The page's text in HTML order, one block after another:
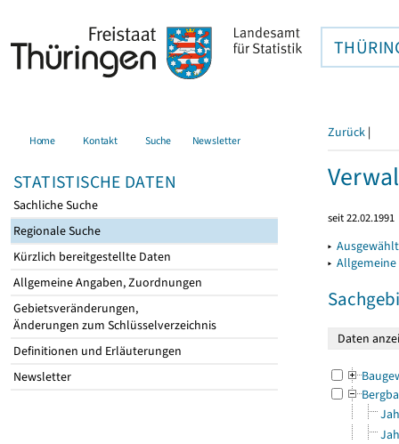
Home Kontakt Suche Newsletter
STATISTISCHE DATEN
Sachliche Suche
Regionale Suche
Kürzlich bereitgestellte Daten
Allgemeine Angaben, Zuordnungen
Gebietsveränderungen,
Änderungen zum Schlüsselverzeichnis
Definitionen und Erläuterungen
Newsletter
Zurück |
seit 22.02.1991
▸
▸